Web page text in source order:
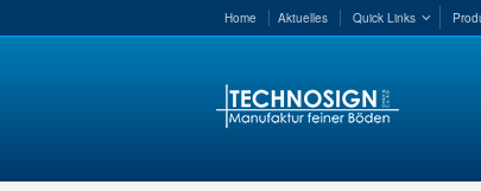
Home Aktuelles Quick Links